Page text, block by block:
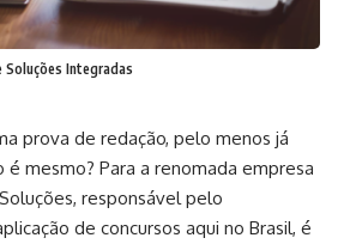
Soluções Integradas
prova de redação, pelo menos já
é mesmo? Para a renomada empresa
responsável pelo
de concursos aqui no Brasil, é